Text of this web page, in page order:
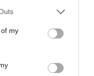
my
όπως εκείνος,
να ερεθίσει τον
στον άλλον/ στο
γνωρίζουν καλά/ καλά
ποια γλώσσα ανήκαν/